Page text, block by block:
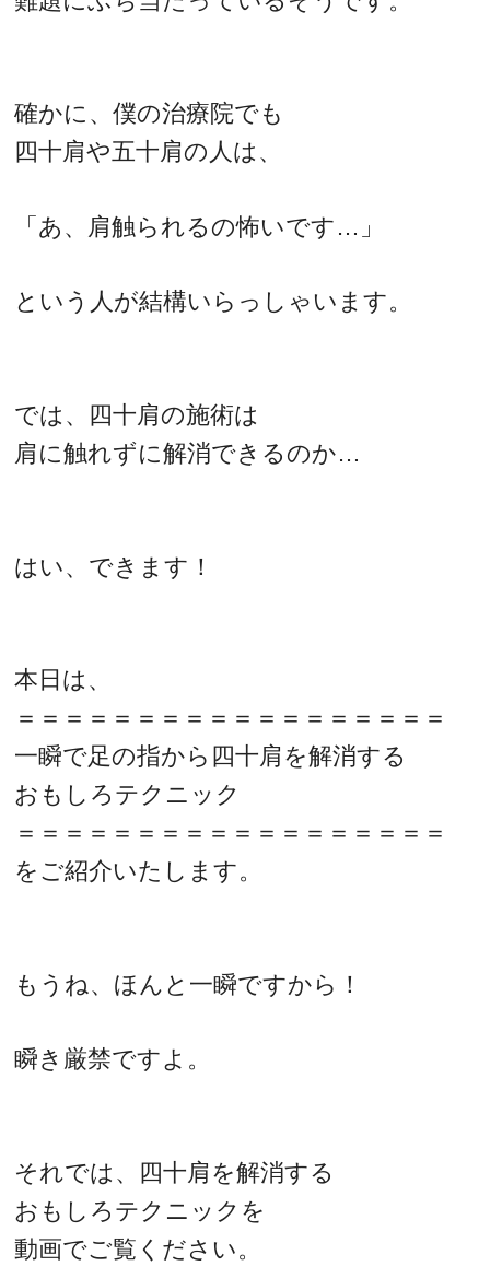
確かに、僕の治療院でも
四十肩や五十肩の人は、
「あ、肩触られるの怖いです…」
という人が結構いらっしゃいます。
では、四十肩の施術は
肩に触れずに解消できるのか…
はい、できます！
本日は、
＝＝＝＝＝＝＝＝＝＝＝＝＝＝＝＝＝＝
一瞬で足の指から四十肩を解消する
おもしろテクニック
＝＝＝＝＝＝＝＝＝＝＝＝＝＝＝＝＝＝
をご紹介いたします。
もうね、ほんと一瞬ですから！
瞬き厳禁ですよ。
それでは、四十肩を解消する
おもしろテクニックを
動画でご覧ください。